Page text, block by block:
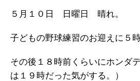
５月１０日 日曜日 晴れ。
子どもの野球練習のお迎えに５
その後１８時前くらいにホンダ
は１９時だった気がする。）